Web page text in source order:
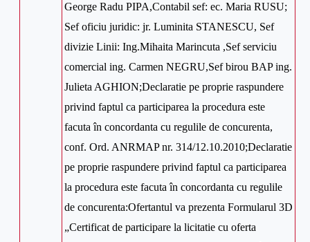
George Radu PIPA,Contabil sef: ec. Maria RUSU;
Sef oficiu juridic: jr. Luminita STANESCU, Sef
divizie Linii: Ing.Mihaita Marincuta ,Sef serviciu
comercial ing. Carmen NEGRU,Sef birou BAP ing.
Julieta AGHION;Declaratie pe proprie raspundere
privind faptul ca participarea la procedura este
facuta în concordanta cu regulile de concurenta,
conf. Ord. ANRMAP nr. 314/12.10.2010;Declaratie
pe proprie raspundere privind faptul ca participarea
la procedura este facuta în concordanta cu regulile
de concurenta:Ofertantul va prezenta Formularul 3D
„Certificat de participare la licitatie cu oferta